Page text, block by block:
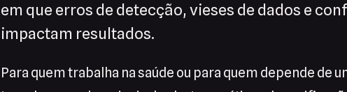
em que erros de detecção, vieses de dados e
impactam resultados.
Para quem trabalha na saúde ou para quem depende de